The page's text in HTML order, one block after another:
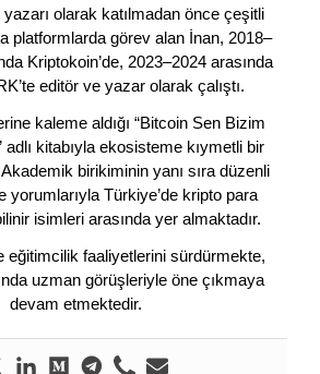
olarak katılmadan önce çeşitli
platformlarda görev alan İnan, 2018–
Kriptokoin’de, 2023–2024 arasında
editör ve yazar olarak çalıştı.
kaleme aldığı “Bitcoin Sen Bizim
kitabıyla ekosisteme kıymetli bir
birikiminin yanı sıra düzenli
yorumlarıyla Türkiye’de kripto para
isimleri arasında yer almaktadır.
eğitimcilik faaliyetlerini sürdürmekte,
uzman görüşleriyle öne çıkmaya
devam etmektedir.